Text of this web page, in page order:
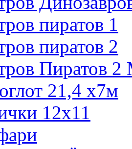
пиратов 1
пиратов 2
Пиратов 2
21,4 х7м
12х11